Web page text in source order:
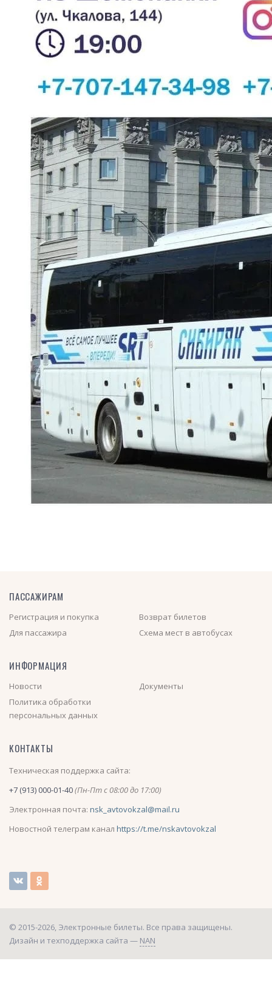
ПАССАЖИРАМ
Регистрация и покупка
Возврат билетов
Для пассажира
Схема мест в автобусах
ИНФОРМАЦИЯ
Новости
Документы
Политика обработки
персональных данных
КОНТАКТЫ
Техническая поддержка сайта:
+7 (913) 000-01-40(Пн-Пт с 08:00 до 17:00)
Электронная почта: nsk_avtovokzal@mail.ru
Новостной телеграм канал https://t.me/nskavtovokzal
© 2015-2026, Электронные билеты. Все права защищены.
Дизайн и техподдержка сайта — NAN